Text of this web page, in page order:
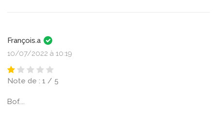
François.a
10/07/2022 à 10:19
Note de : 1 / 5
Bof....